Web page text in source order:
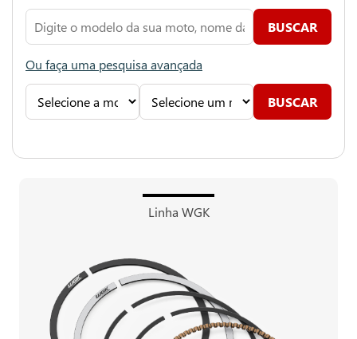
Ou faça uma pesquisa avançada
Linha WGK